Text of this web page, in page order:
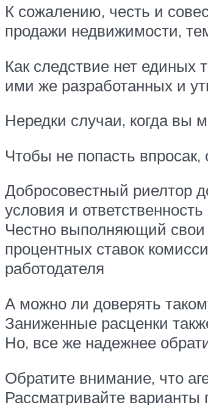
К сожалению, честь и
продажи недвижимости,
Как следствие нет единых
ими же разработанных и
Нередки случаи, когда вы
Чтобы не попасть
Добросовестный риелтор
условия и ответственность
Честно выполняющий свои
процентных ставок
работодателя
А можно ли доверять
Заниженные расценки
Но, все же надежнее
Обратите внимание, что
Рассматривайте варианты